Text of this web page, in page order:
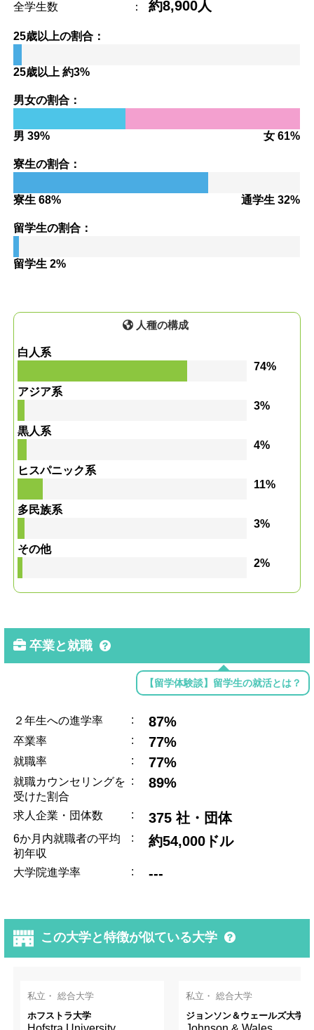
全学生数 ： 約8,900人
25歳以上の割合：
25歳以上 約3%
男女の割合：
男 39% 女 61%
寮生の割合：
寮生 68% 通学生 32%
留学生の割合：
留学生 2%
人種の構成
白人系
74%
アジア系
3%
黒人系
4%
ヒスパニック系
11%
多民族系
3%
その他
2%
卒業と就職
【留学体験談】留学生の就活とは？
２年生への進学率 : 87%
卒業率 : 77%
就職率 : 77%
就職カウンセリングを
受けた割合
: 89%
求人企業・団体数 : 375 社・団体
6か月内就職者の平均
初年収
: 約54,000ドル
大学院進学率 : ---
この大学と特徴が似ている大学
私立・ 総合大学
ホフストラ大学
私立・ 総合大学
ジョンソン＆ウェールズ大学